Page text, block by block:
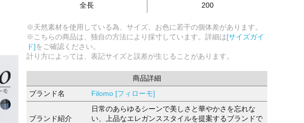
全長
200
※天然素材を使用している為、サイズ、お色に若干の個体差があります。
※こちらの商品は、独自の方法により採寸しています。詳細は[サイズガイ
ド]をご確認ください。
計り方によっては、表記サイズと誤差が生じることがあります。
商品詳細
ブランド名
Filomo [フィローモ]
ブランド紹介
日常のあらゆるシーンで美しさと華やかさを忘れな
い、上品なエレガンススタイルを提案するブランドで